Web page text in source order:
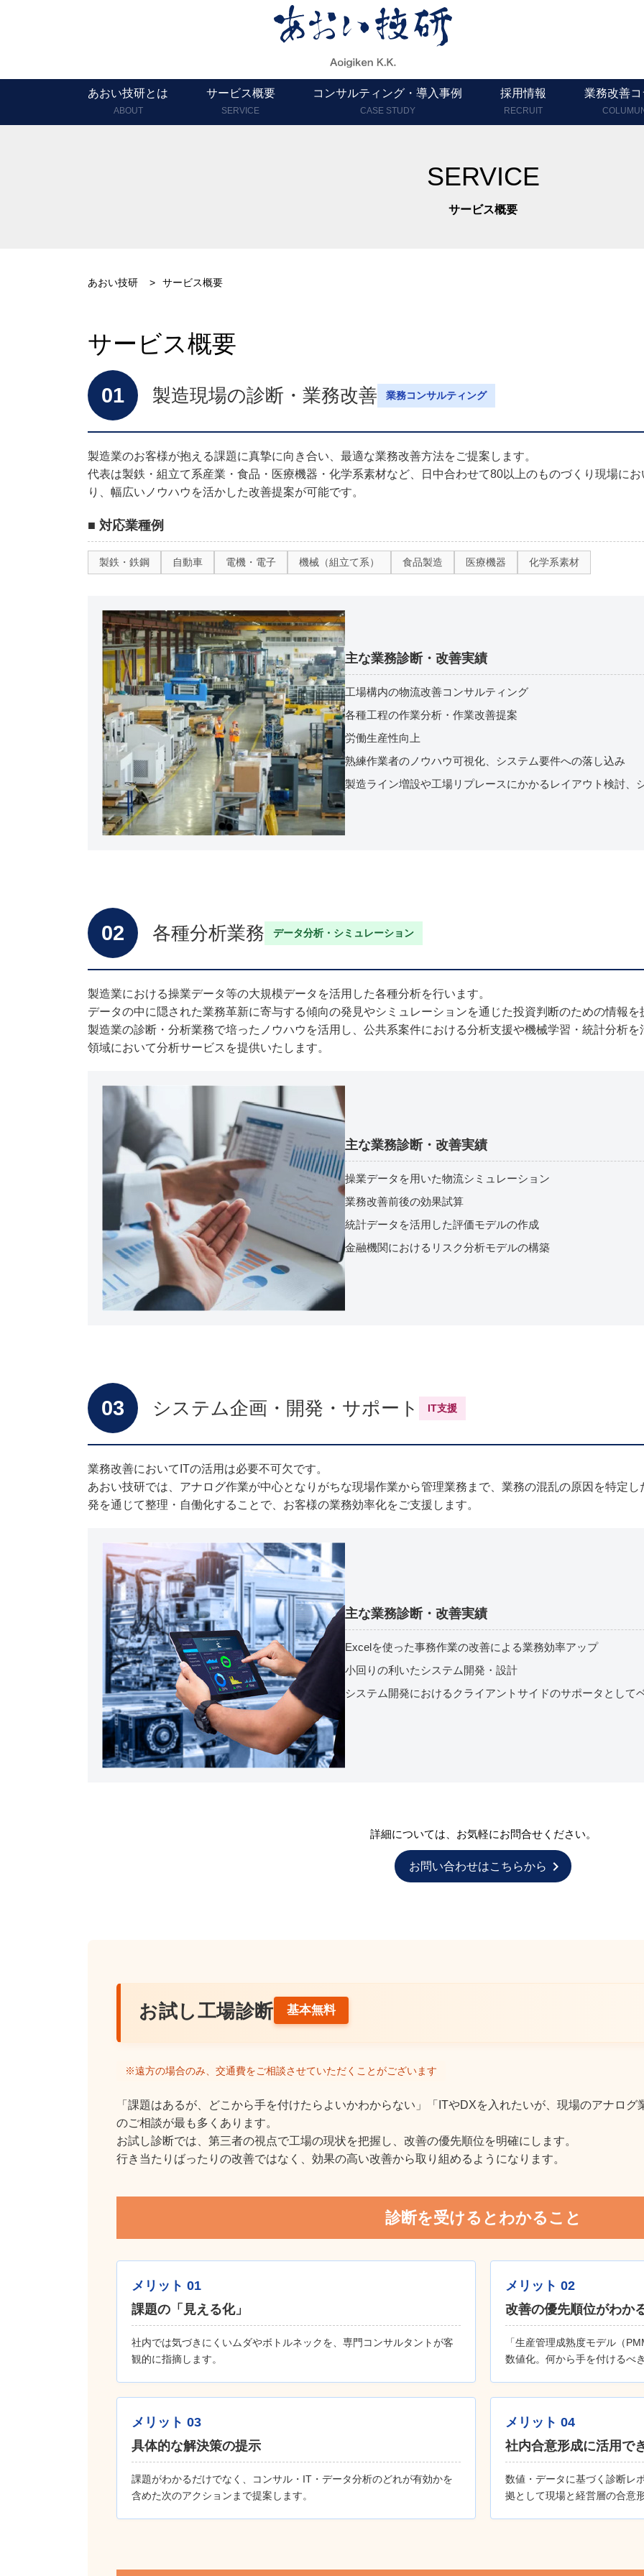
あおい技研とは
ABOUT
サービス概要
SERVICE
コンサルティング・導入事例
CASE STUDY
採用情報
RECRUIT
業務改善コ
SERVICE
サービス概要
あおい技研 > サービス概要
サービス概要
01 製造現場の診断・業務改善 業務コンサルティング
製造業のお客様が抱える課題に真摯に向き合い、最適な業務改善方法をご提案します。
代表は製鉄・組立て系産業・食品・医療機器・化学系素材など、日中合わせて80以上のものづくり現場に
り、幅広いノウハウを活かした改善提案が可能です。
■ 対応業種例
製鉄・鉄鋼 自動車 電機・電子 機械（組立て系） 食品製造 医療機器 化学系素材
主な業務診断・改善実績
工場構内の物流改善コンサルティング
各種工程の作業分析・作業改善提案
労働生産性向上
熟練作業者のノウハウ可視化、システム要件への落し込み
製造ライン増設や工場リプレースにかかるレイアウト検討、
02 各種分析業務 データ分析・シミュレーション
製造業における操業データ等の大規模データを活用した各種分析を行います。
データの中に隠された業務革新に寄与する傾向の発見やシミュレーションを通じた投資判断のための情報を
製造業の診断・分析業務で培ったノウハウを活用し、公共系案件における分析支援や機械学習・統計分析
領域において分析サービスを提供いたします。
主な業務診断・改善実績
操業データを用いた物流シミュレーション
業務改善前後の効果試算
統計データを活用した評価モデルの作成
金融機関におけるリスク分析モデルの構築
03 システム企画・開発・サポート IT支援
業務改善においてITの活用は必要不可欠です。
あおい技研では、アナログ作業が中心となりがちな現場作業から管理業務まで、業務の混乱の原因を特定
発を通じて整理・自働化することで、お客様の業務効率化をご支援します。
主な業務診断・改善実績
Excelを使った事務作業の改善による業務効率アップ
小回りの利いたシステム開発・設計
システム開発におけるクライアントサイドのサポータとして
詳細については、お気軽にお問合せください。
お問い合わせはこちらから chevron_right
お試し工場診断 基本無料
※遠方の場合のみ、交通費をご相談させていただくことがございます
「課題はあるが、どこから手を付けたらよいかわからない」「ITやDXを入れたいが、現場のアナロ
のご相談が最も多くあります。
お試し診断では、第三者の視点で工場の現状を把握し、改善の優先順位を明確にします。
行き当たりばったりの改善ではなく、効果の高い改善から取り組めるようになります。
診断を受けるとわかること
メリット 01
課題の「見える化」
社内では気づきにくいムダやボトルネックを、専門コンサルタントが客
観的に指摘します。
メリット 02
改善の優先順位がわか
「生産管理成熟度モデル（
数値化。何から手を付けるべ
メリット 03
具体的な解決策の提示
課題がわかるだけでなく、コンサル・IT・データ分析のどれが有効かを
含めた次のアクションまで提案します。
メリット 04
社内合意形成に活用で
数値・データに基づく診断レ
拠として現場と経営層の合意